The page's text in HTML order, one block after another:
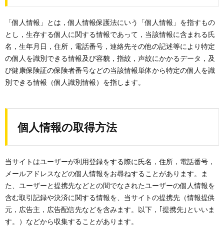
「個人情報」とは，個人情報保護法にいう「個人情報」を指すもの
とし，生存する個人に関する情報であって，当該情報に含まれる氏
名，生年月日，住所，電話番号，連絡先その他の記述等により特定
の個人を識別できる情報及び容貌，指紋，声紋にかかるデータ，及
び健康保険証の保険者番号などの当該情報単体から特定の個人を識
別できる情報（個人識別情報）を指します。
個人情報の取得方法
当サイトはユーザーが利用登録をする際に氏名，住所，電話番号，
メールアドレスなどの個人情報をお尋ねすることがあります。ま
た、ユーザーと提携先などとの間でなされたユーザーの個人情報を
含む取引記録や決済に関する情報を、当サイトの提携先（情報提供
元，広告主，広告配信先などを含みます。以下，｢提携先｣といいま
す。）などから収集することがあります。